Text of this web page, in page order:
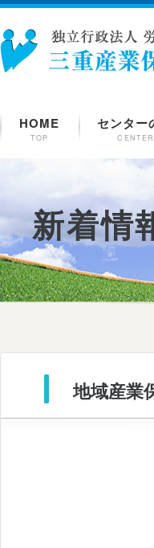
HOME
TOP
センター
新着情
地域産業